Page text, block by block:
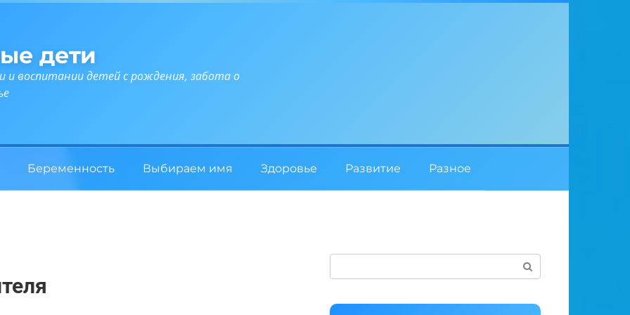
дети
и воспитании детей с рождения, забота о
Беременность Выбираем имя Здоровье Развитие Разное